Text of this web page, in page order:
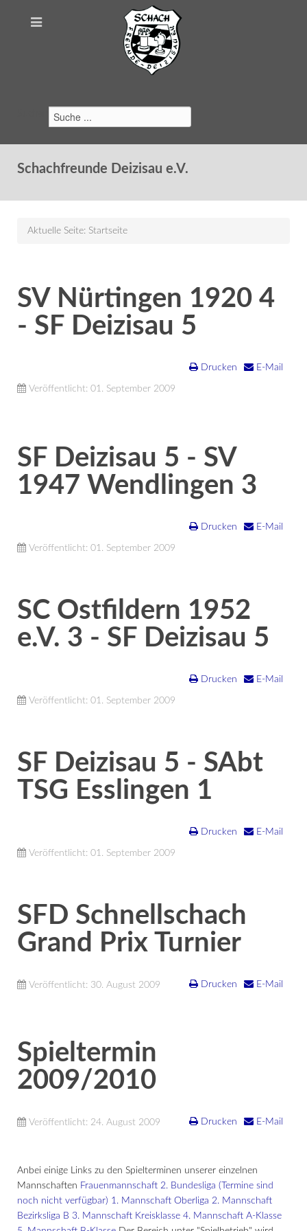
Schachfreunde Deizisau e.V.
Aktuelle Seite: Startseite
SV Nürtingen 1920 4
- SF Deizisau 5
Drucken E-Mail
Veröffentlicht: 01. September 2009
SF Deizisau 5 - SV
1947 Wendlingen 3
Drucken E-Mail
Veröffentlicht: 01. September 2009
SC Ostfildern 1952
e.V. 3 - SF Deizisau 5
Drucken E-Mail
Veröffentlicht: 01. September 2009
SF Deizisau 5 - SAbt
TSG Esslingen 1
Drucken E-Mail
Veröffentlicht: 01. September 2009
SFD Schnellschach
Grand Prix Turnier
Drucken E-Mail
Veröffentlicht: 30. August 2009
Spieltermin
2009/2010
Drucken E-Mail
Veröffentlicht: 24. August 2009
Anbei einige Links zu den Spielterminen unserer einzelnen
Mannschaften Frauenmannschaft 2. Bundesliga (Termine sind
noch nicht verfügbar) 1. Mannschaft Oberliga 2. Mannschaft
Bezirksliga B 3. Mannschaft Kreisklasse 4. Mannschaft A-Klasse